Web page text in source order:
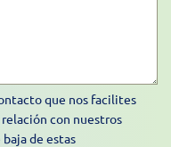
que nos facilites
con nuestros
de estas